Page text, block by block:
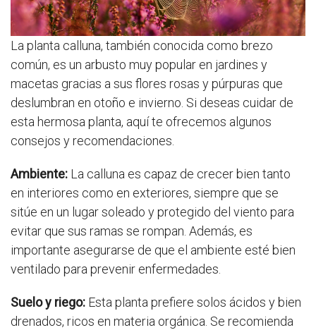
La planta calluna, también conocida como brezo
común, es un arbusto muy popular en jardines y
macetas gracias a sus flores rosas y púrpuras que
deslumbran en otoño e invierno. Si deseas cuidar de
esta hermosa planta, aquí te ofrecemos algunos
consejos y recomendaciones.
Ambiente: La calluna es capaz de crecer bien tanto
en interiores como en exteriores, siempre que se
sitúe en un lugar soleado y protegido del viento para
evitar que sus ramas se rompan. Además, es
importante asegurarse de que el ambiente esté bien
ventilado para prevenir enfermedades.
Suelo y riego: Esta planta prefiere solos ácidos y bien
drenados, ricos en materia orgánica. Se recomienda